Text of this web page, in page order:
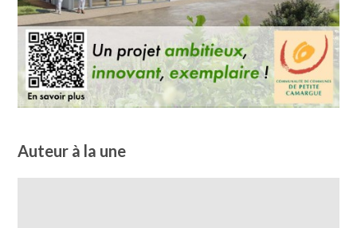
Auteur à la une